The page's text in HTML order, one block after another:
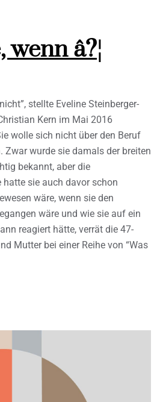
â?¦
stellte Eveline Steinberger-
Kern im Mai 2016
wolle sich nicht über den Beruf
Zwar wurde sie damals der breiten
bekannt, aber die
hatte sie auch davor schon
wäre, wenn sie den
wäre und wie sie auf ein
reagiert hätte, verrät die 47-
Mutter bei einer Reihe von “Was